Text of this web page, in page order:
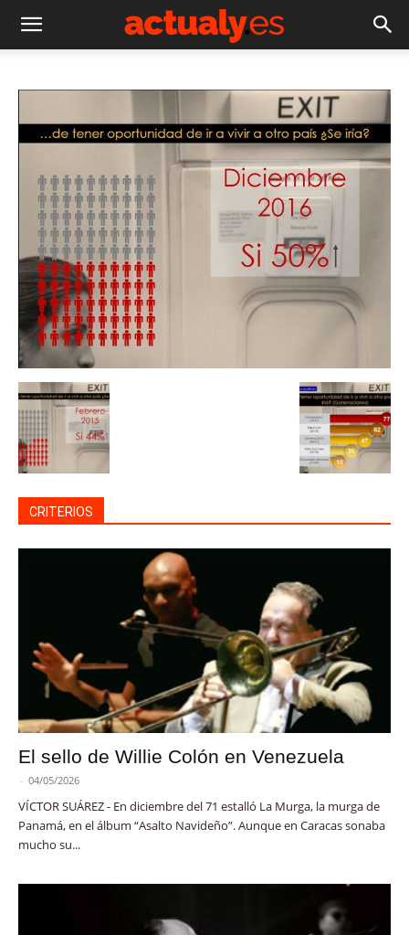
CRITERIOS
El sello de Willie Colón en Venezuela
- 04/05/2026
VÍCTOR SUÁREZ - En diciembre del 71 estalló La Murga, la murga de
Panamá, en el álbum “Asalto Navideño”. Aunque en Caracas sonaba
mucho su...